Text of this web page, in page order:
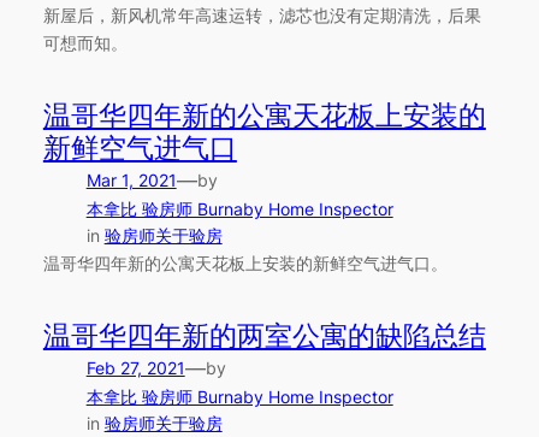
新屋后，新风机常年高速运转，滤芯也没有定期清洗，后果
可想而知。
温哥华四年新的公寓天花板上安装的
新鲜空气进气口
Mar 1, 2021—by
本拿比 验房师 Burnaby Home Inspector
in 验房师关于验房
温哥华四年新的公寓天花板上安装的新鲜空气进气口。
温哥华四年新的两室公寓的缺陷总结
Feb 27, 2021—by
本拿比 验房师 Burnaby Home Inspector
in 验房师关于验房